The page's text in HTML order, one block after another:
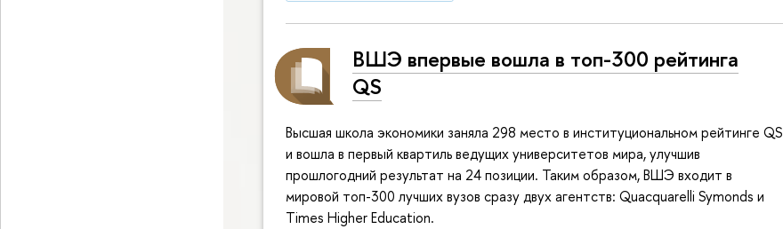
ВШЭ впервые вошла в топ-300 рейтинга
QS
Высшая школа экономики заняла 298 место в институциональном рейтинге QS
и вошла в первый квартиль ведущих университетов мира, улучшив
прошлогодний результат на 24 позиции. Таким образом, ВШЭ входит в
мировой топ-300 лучших вузов сразу двух агентств: Quacquarelli Symonds и
Times Higher Education.